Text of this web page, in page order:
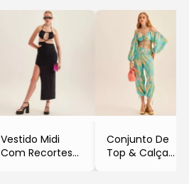
Vestido Midi
Com Recortes
Conjunto De
Top & Calça